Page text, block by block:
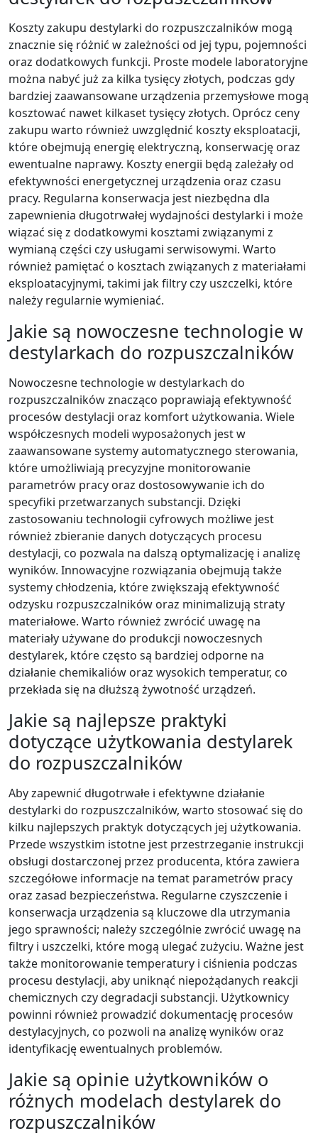
Koszty zakupu destylarki do rozpuszczalników mogą
znacznie się różnić w zależności od jej typu, pojemności
oraz dodatkowych funkcji. Proste modele laboratoryjne
można nabyć już za kilka tysięcy złotych, podczas gdy
bardziej zaawansowane urządzenia przemysłowe mogą
kosztować nawet kilkaset tysięcy złotych. Oprócz ceny
zakupu warto również uwzględnić koszty eksploatacji,
które obejmują energię elektryczną, konserwację oraz
ewentualne naprawy. Koszty energii będą zależały od
efektywności energetycznej urządzenia oraz czasu
pracy. Regularna konserwacja jest niezbędna dla
zapewnienia długotrwałej wydajności destylarki i może
wiązać się z dodatkowymi kosztami związanymi z
wymianą części czy usługami serwisowymi. Warto
również pamiętać o kosztach związanych z materiałami
eksploatacyjnymi, takimi jak filtry czy uszczelki, które
należy regularnie wymieniać.
Jakie są nowoczesne technologie w
destylarkach do rozpuszczalników
Nowoczesne technologie w destylarkach do
rozpuszczalników znacząco poprawiają efektywność
procesów destylacji oraz komfort użytkowania. Wiele
współczesnych modeli wyposażonych jest w
zaawansowane systemy automatycznego sterowania,
które umożliwiają precyzyjne monitorowanie
parametrów pracy oraz dostosowywanie ich do
specyfiki przetwarzanych substancji. Dzięki
zastosowaniu technologii cyfrowych możliwe jest
również zbieranie danych dotyczących procesu
destylacji, co pozwala na dalszą optymalizację i analizę
wyników. Innowacyjne rozwiązania obejmują także
systemy chłodzenia, które zwiększają efektywność
odzysku rozpuszczalników oraz minimalizują straty
materiałowe. Warto również zwrócić uwagę na
materiały używane do produkcji nowoczesnych
destylarek, które często są bardziej odporne na
działanie chemikaliów oraz wysokich temperatur, co
przekłada się na dłuższą żywotność urządzeń.
Jakie są najlepsze praktyki
dotyczące użytkowania destylarek
do rozpuszczalników
Aby zapewnić długotrwałe i efektywne działanie
destylarki do rozpuszczalników, warto stosować się do
kilku najlepszych praktyk dotyczących jej użytkowania.
Przede wszystkim istotne jest przestrzeganie instrukcji
obsługi dostarczonej przez producenta, która zawiera
szczegółowe informacje na temat parametrów pracy
oraz zasad bezpieczeństwa. Regularne czyszczenie i
konserwacja urządzenia są kluczowe dla utrzymania
jego sprawności; należy szczególnie zwrócić uwagę na
filtry i uszczelki, które mogą ulegać zużyciu. Ważne jest
także monitorowanie temperatury i ciśnienia podczas
procesu destylacji, aby uniknąć niepożądanych reakcji
chemicznych czy degradacji substancji. Użytkownicy
powinni również prowadzić dokumentację procesów
destylacyjnych, co pozwoli na analizę wyników oraz
identyfikację ewentualnych problemów.
Jakie są opinie użytkowników o
różnych modelach destylarek do
rozpuszczalników